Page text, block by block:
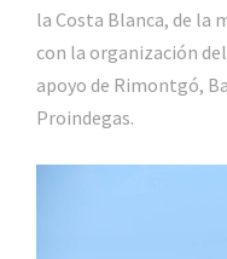
la Costa Blanca, de la
con la organización
apoyo de Rimontgó,
Proindegas.